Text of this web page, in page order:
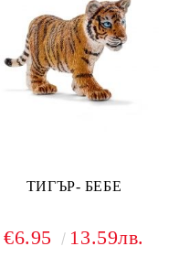
ТИГЪР- БЕБЕ
€6.95 13.59лв.